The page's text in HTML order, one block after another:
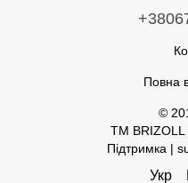
Повна
©
TM
Підтримка |
Укр